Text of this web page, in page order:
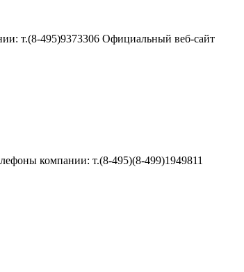
т.(8-495)9373306 Официальный веб-сайт
компании: т.(8-495)(8-499)1949811